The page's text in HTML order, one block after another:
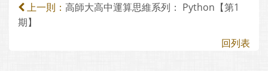
上一則： 高師大高中運算思維系列： Python【第1
期】
回列表